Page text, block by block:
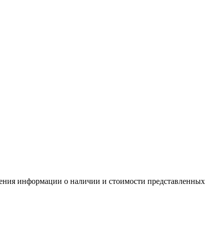
информации о наличии и стоимости представленных